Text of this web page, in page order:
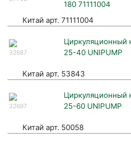
180 71111004
Китай арт. 71111004
32687
Циркуляционный
25-40 UNIPUMP
Китай арт. 53843
32697
Циркуляционный
25-60 UNIPUMP
Китай арт. 50058